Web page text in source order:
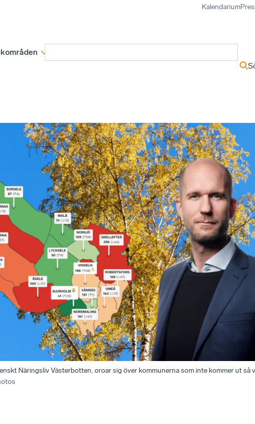
Kalendarium
Näringsliv Västerbotten, oroar sig över kommunerna som inte kommer ut så